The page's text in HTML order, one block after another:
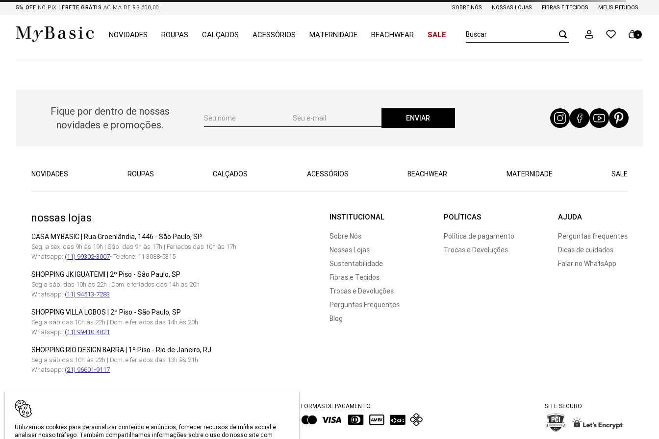
5% OFF NO PIX | FRETE GRÁTIS ACIMA DE R$ 600,00. SOBRE NÓS NOSSAS LOJAS FIBRAS E TECIDOS MEUS PEDIDOS
NOVIDADES ROUPAS CALÇADOS ACESSÓRIOS MATERNIDADE BEACHWEAR SALE Buscar
camisa
0
Utilizamos cookies para personalizar conteúdo e anúncios, fornecer recursos de mídia social e
analisar nosso tráfego. Também compartilhamos informações sobre o uso do nosso site com
Fique por dentro de nossas
novidades e promoções.
ENVIAR
NOVIDADES ROUPAS CALÇADOS ACESSÓRIOS BEACHWEAR MATERNIDADE SALE
nossas lojas
CASA MYBASIC | Rua Groenlândia, 1446 - São Paulo, SP
Seg. a sex. das 9h às 19h | Sáb. das 9h às 17h | Feriados das 10h às 17h
Whatsapp: (11) 99302-3007- Telefone: 11 3088-5315
SHOPPING JK IGUATEMI | 2º Piso - São Paulo, SP
Seg a sáb. das 10h às 22h | Dom. e feriados das 14h as 20h
Whatsapp: (11) 94513-7283
SHOPPING VILLA LOBOS | 2º Piso - São Paulo, SP
Seg a sáb das 10h às 22h | Dom. e feriados das 14h às 20h
Whatsapp: (11) 99410-4021
SHOPPING RIO DESIGN BARRA | 1º Piso - Rio de Janeiro, RJ
Seg a sáb das 10h às 22h | Dom. e feriados das 13h às 21h
Whatsapp: (21) 96601-9117
INSTITUCIONAL
Sobre Nós
Nossas Lojas
Sustentabilidade
Fibras e Tecidos
Trocas e Devoluções
Perguntas Frequentes
Blog
POLÍTICAS
Política de pagamento
Trocas e Devoluções
AJUDA
Perguntas frequentes
Dicas de cuidados
Falar no WhatsApp
FORMAS DE PAGAMENTO SITE SEGURO